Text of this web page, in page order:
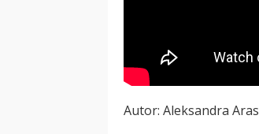
Autor: Aleksandra Aras